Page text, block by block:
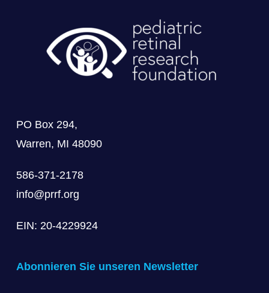
PO Box 294,
Warren, MI 48090
586-371-2178
info@prrf.org
EIN: 20-4229924
Abonnieren Sie unseren Newsletter